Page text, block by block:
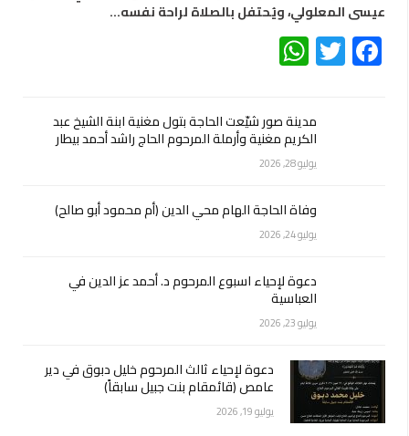
عيسى المعلولي، ويُحتفل بالصلاة لراحة نفسه…
Facebook
Twitter
مدينة صور شيّعت الحاجة بتول مغنية ابنة الشيخ عبد
الكريم مغنية وأرملة المرحوم الحاج راشد أحمد بيطار
يوليو 28, 2026
وفاة الحاجة الهام محي الدين (أم محمود أبو صالح)
يوليو 24, 2026
دعوة لإحياء اسبوع المرحوم د. أحمد عز الدين في
العباسية
يوليو 23, 2026
دعوة لإحياء ثالث المرحوم خليل دبوق في دير
عامص (قائمقام بنت جبيل سابقاً)
يوليو 19, 2026